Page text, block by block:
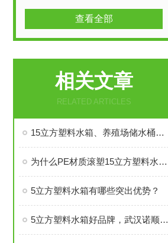
查看全部
相关文章
RELATED ARTICLES
15立方塑料水箱、养殖场储水桶超滤水箱厂家直销
为什么PE材质滚塑15立方塑料水箱更耐用？
5立方塑料水箱有哪些突出优势？
5立方塑料水箱好品牌，武汉诺顺信誉做保证